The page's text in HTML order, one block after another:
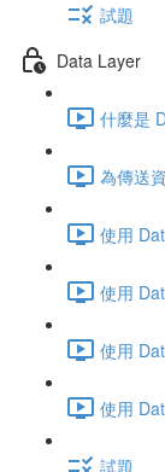
試題
Data Layer
什麼是
為傳送
使用
使用
使用
使用
試題